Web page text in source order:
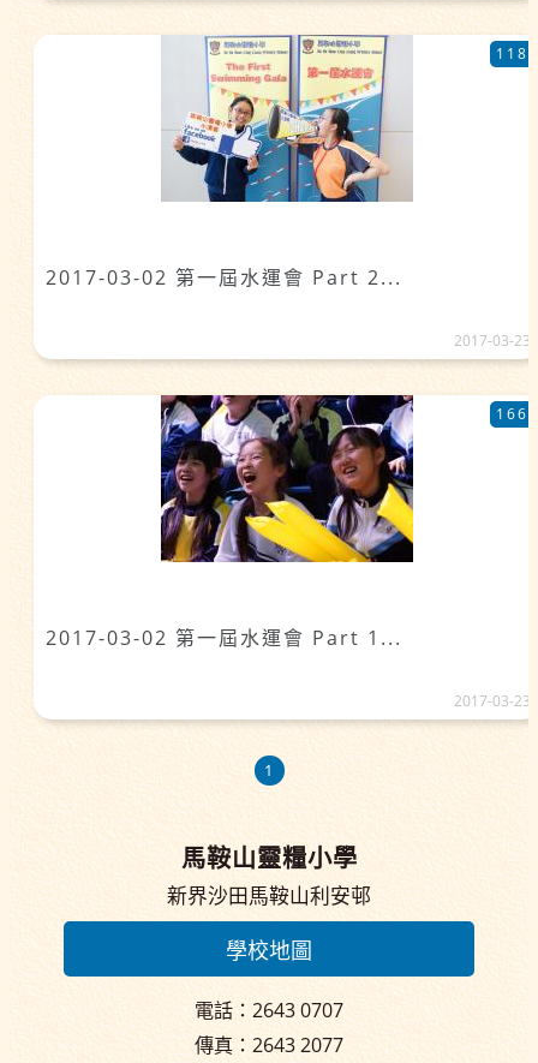
2017-03-02 第一屆水運會 Part 2...
118
2017-03-23
2017-03-02 第一屆水運會 Part 1...
166
2017-03-23
1
馬鞍山靈糧小學
新界沙田馬鞍山利安邨
學校地圖
電話：2643 0707
傳真：2643 2077